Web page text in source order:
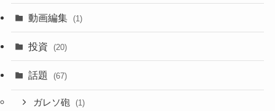
動画編集 (1)
投資 (20)
話題 (67)
ガレソ砲 (1)